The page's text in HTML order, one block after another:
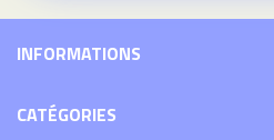
INFORMATIONS
CATÉGORIES